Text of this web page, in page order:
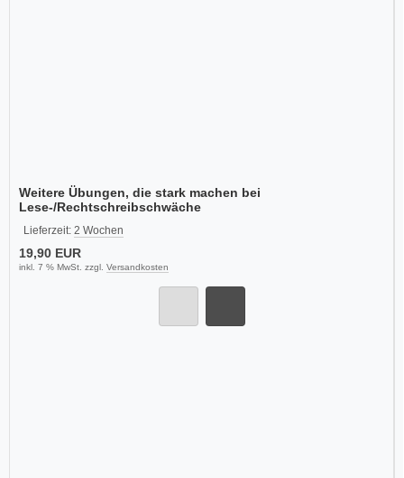
Weitere Übungen, die stark machen bei
Lese-/Rechtschreibschwäche
Lieferzeit: 2 Wochen
19,90 EUR
inkl. 7 % MwSt. zzgl. Versandkosten